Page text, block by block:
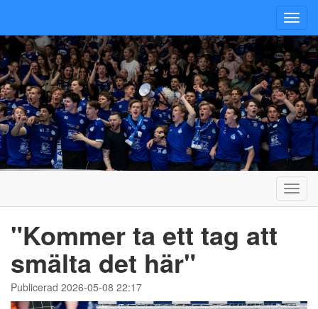
"Kommer ta ett tag att
smälta det här"
Publicerad 2026-05-08 22:17